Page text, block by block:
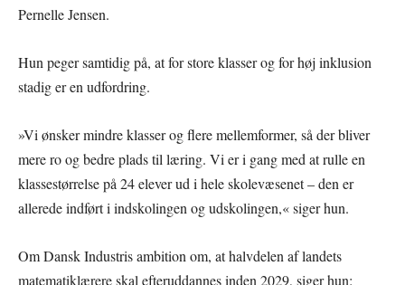
Pernelle Jensen.
Hun peger samtidig på, at for store klasser og for høj inklusion
stadig er en udfordring.
»Vi ønsker mindre klasser og flere mellemformer, så der bliver
mere ro og bedre plads til læring. Vi er i gang med at rulle en
klassestørrelse på 24 elever ud i hele skolevæsenet – den er
allerede indført i indskolingen og udskolingen,« siger hun.
Om Dansk Industris ambition om, at halvdelen af landets
matematiklærere skal efteruddannes inden 2029, siger hun: